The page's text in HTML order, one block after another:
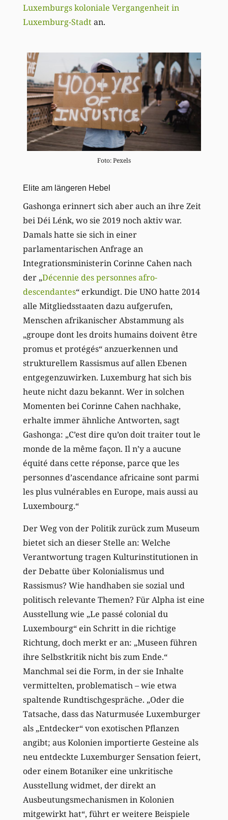
Luxemburgs koloniale Vergangenheit in
Luxemburg-Stadtan.
Foto: Pexels
Elite am längeren Hebel
Gashonga erinnert sich aber auch an ihre Zeit
bei Déi Lénk, wo sie 2019 noch aktiv war.
Damals hatte sie sich in einer
parlamentarischen Anfrage an
Integrationsministerin Corinne Cahen nach
der „Décennie des personnes afro-
descendantes“ erkundigt. Die UNO hatte 2014
alle Mitgliedsstaaten dazu aufgerufen,
Menschen afrikanischer Abstammung als
„groupe dont les droits humains doivent être
promus et protégés“ anzuerkennen und
strukturellem Rassismus auf allen Ebenen
entgegenzuwirken. Luxemburg hat sich bis
heute nicht dazu bekannt. Wer in solchen
Momenten bei Corinne Cahen nachhake,
erhalte immer ähnliche Antworten, sagt
Gashonga: „C’est dire qu’on doit traiter tout le
monde de la même façon. Il n’y a aucune
équité dans cette réponse, parce que les
personnes d’ascendance africaine sont parmi
les plus vulnérables en Europe, mais aussi au
Luxembourg.“
Der Weg von der Politik zurück zum Museum
bietet sich an dieser Stelle an: Welche
Verantwortung tragen Kulturinstitutionen in
der Debatte über Kolonialismus und
Rassismus? Wie handhaben sie sozial und
politisch relevante Themen? Für Alpha ist eine
Ausstellung wie „Le passé colonial du
Luxembourg“ ein Schritt in die richtige
Richtung, doch merkt er an: „Museen führen
ihre Selbstkritik nicht bis zum Ende.“
Manchmal sei die Form, in der sie Inhalte
vermittelten, problematisch – wie etwa
spaltende Rundtischgespräche. „Oder die
Tatsache, dass das Naturmusée Luxemburger
als „Entdecker“ von exotischen Pflanzen
angibt; aus Kolonien importierte Gesteine als
neu entdeckte Luxemburger Sensation feiert,
oder einem Botaniker eine unkritische
Ausstellung widmet, der direkt an
Ausbeutungsmechanismen in Kolonien
mitgewirkt hat“, führt er weitere Beispiele